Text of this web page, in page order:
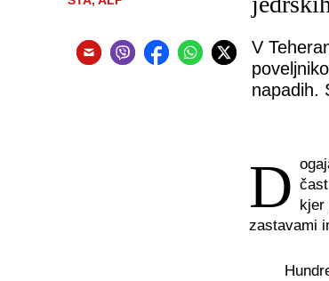
V
napadih.
D kjer
zastavami